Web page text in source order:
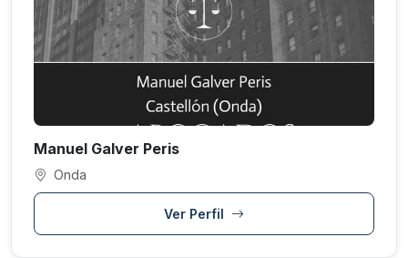
Manuel Galver Peris
Onda
Ver Perfil